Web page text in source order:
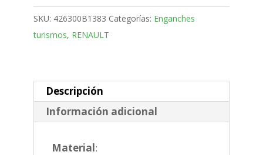
Bola
desmontable
horizontal
2003-
2009
cantidad
SKU: 426300B1383 Categorías: Enganches
turismos, RENAULT
Descripción
Información adicional
Material: